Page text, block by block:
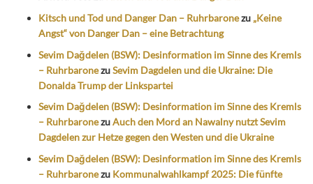
Kitsch und Tod und Danger Dan – Ruhrbaronezu „Keine
Angst“ von Danger Dan – eine Betrachtung
Sevim Dağdelen (BSW): Desinformation im Sinne des Kremls
– RuhrbaronezuSevim Dagdelen und die Ukraine: Die
Donalda Trump der Linkspartei
Sevim Dağdelen (BSW): Desinformation im Sinne des Kremls
– RuhrbaronezuAuch den Mord an Nawalny nutzt Sevim
Dagdelen zur Hetze gegen den Westen und die Ukraine
Sevim Dağdelen (BSW): Desinformation im Sinne des Kremls
– Ruhrbaronezu Kommunalwahlkampf 2025: Die fünfte